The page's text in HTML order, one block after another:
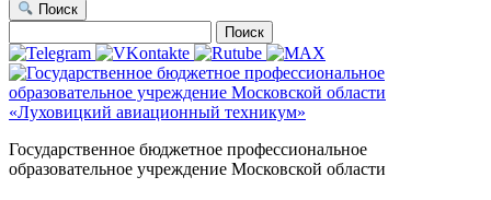
Поиск
Государственное бюджетное профессиональное
образовательное учреждение Московской области